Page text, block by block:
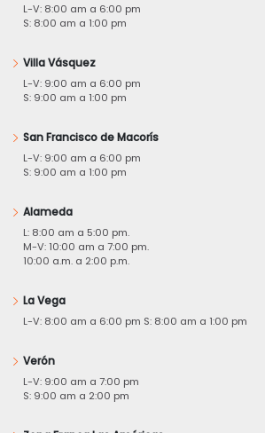
L-V: 8:00 am a 6:00 pm
S: 8:00 am a 1:00 pm
Villa Vásquez
L-V: 9:00 am a 6:00 pm
S: 9:00 am a 1:00 pm
San Francisco de Macorís
L-V: 9:00 am a 6:00 pm
S: 9:00 am a 1:00 pm
Alameda
L: 8:00 am a 5:00 pm.
M-V: 10:00 am a 7:00 pm.
10:00 a.m. a 2:00 p.m.
La Vega
L-V: 8:00 am a 6:00 pm S: 8:00 am a 1:00 pm
Verón
L-V: 9:00 am a 7:00 pm
S: 9:00 am a 2:00 pm